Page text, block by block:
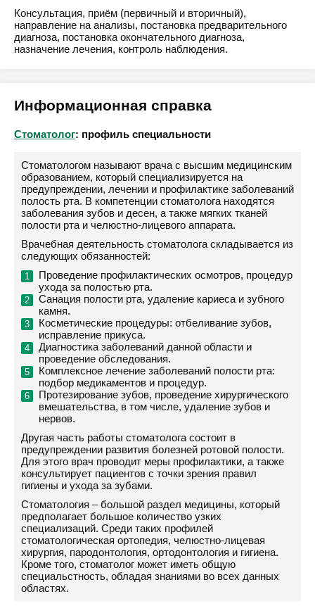
Консультация, приём (первичный и вторичный),
направление на анализы, постановка предварительного
диагноза, постановка окончательного диагноза,
назначение лечения, контроль наблюдения.
Информационная справка
Стоматолог: профиль специальности
Стоматологом называют врача с высшим медицинским
образованием, который специализируется на
предупреждении, лечении и профилактике заболеваний
полость рта. В компетенции стоматолога находятся
заболевания зубов и десен, а также мягких тканей
полости рта и челюстно-лицевого аппарата.
Врачебная деятельность стоматолога складывается из
следующих обязанностей:
Проведение профилактических осмотров, процедур
ухода за полостью рта.
Санация полости рта, удаление кариеса и зубного
камня.
Косметические процедуры: отбеливание зубов,
исправление прикуса.
Диагностика заболеваний данной области и
проведение обследования.
Комплексное лечение заболеваний полости рта:
подбор медикаментов и процедур.
Протезирование зубов, проведение хирургического
вмешательства, в том числе, удаление зубов и
нервов.
Другая часть работы стоматолога состоит в
предупреждении развития болезней ротовой полости.
Для этого врач проводит меры профилактики, а также
консультирует пациентов с точки зрения правил
гигиены и ухода за зубами.
Стоматология – большой раздел медицины, который
предполагает большое количество узких
специализаций. Среди таких профилей
стоматологическая ортопедия, челюстно-лицевая
хирургия, пародонтология, ортодонтология и гигиена.
Кроме того, стоматолог может иметь общую
специальстность, обладая знаниями во всех данных
областях.